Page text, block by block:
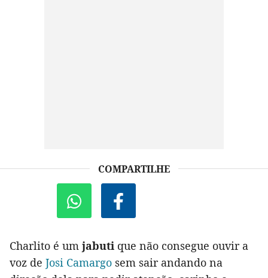
COMPARTILHE
Charlito é um jabuti que não consegue ouvir a
voz de Josi Camargo sem sair andando na